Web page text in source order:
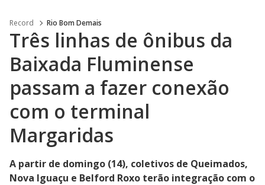
Record Rio Bom Demais
Três linhas de ônibus da
Baixada Fluminense
passam a fazer conexão
com o terminal
Margaridas
A partir de domingo (14), coletivos de Queimados,
Nova Iguaçu e Belford Roxo terão integração com o